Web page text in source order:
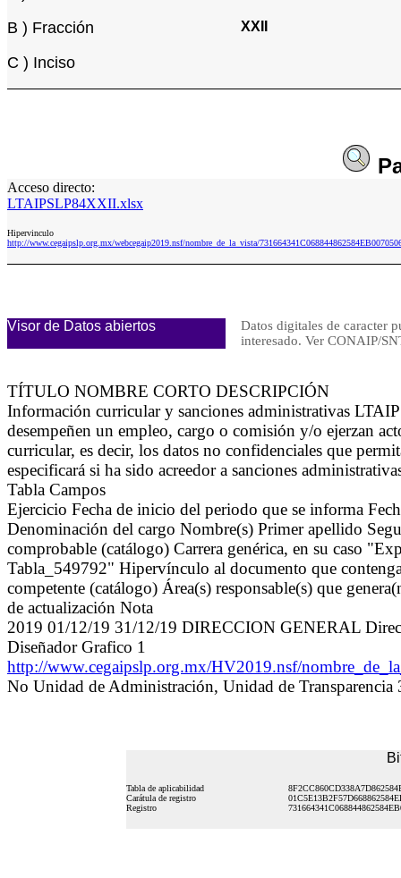
B ) Fracción XXII
C ) Inciso
Acceso directo:
LTAIPSLP84XXII.xlsx
Hipervinculo
http://www.cegaipslp.org.mx/webcegaip2019.nsf/nombre_de_la_vista/
Visor de Datos abiertos
Datos digitales de caracter
interesado. Ver CONAIP/
TÍTULO NOMBRE CORTO DESCRIPCIÓN
Información curricular y sanciones administrativas
desempeñen un empleo, cargo o comisión y/o ejerzan
curricular, es decir, los datos no confidenciales que
especificará si ha sido acreedor a sanciones
Tabla Campos
Ejercicio Fecha de inicio del periodo que se informa
Denominación del cargo Nombre(s) Primer apellido
comprobable (catálogo) Carrera genérica, en su caso
Tabla_549792" Hipervínculo al documento que
competente (catálogo) Área(s) responsable(s) que
de actualización Nota
2019 01/12/19 31/12/19 DIRECCION GENERAL
Diseñador Grafico 1
http://www.cegaipslp.org.mx/HV2019.nsf/
No Unidad de Administración, Unidad de
Tabla de aplicabilidad
Carátula de registro
Registro